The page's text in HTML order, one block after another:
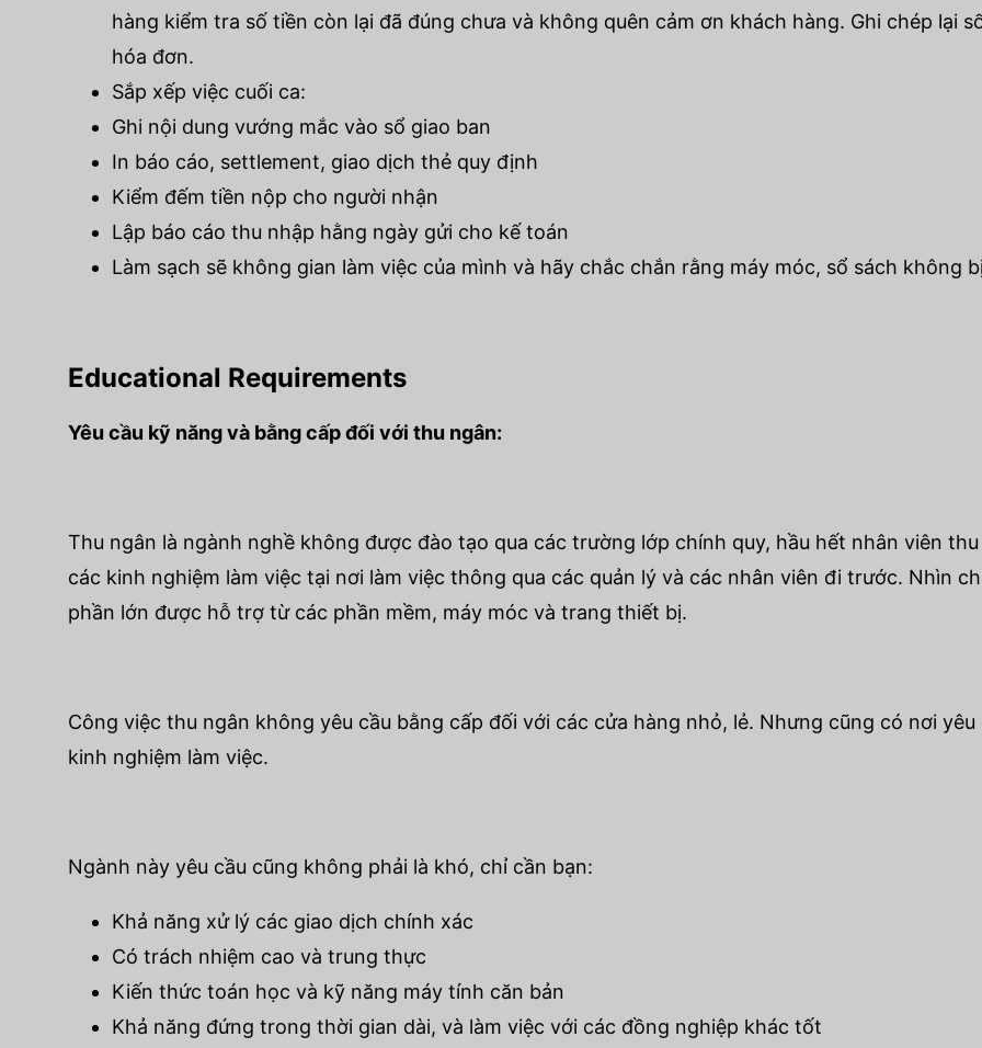
hàng kiểm tra số tiền còn lại đã đúng chưa và không quên cảm ơn khách hàng. Ghi chép lại
hóa đơn.
Sắp xếp việc cuối ca:
Ghi nội dung vướng mắc vào sổ giao ban
In báo cáo, settlement, giao dịch thẻ quy định
Kiểm đếm tiền nộp cho người nhận
Lập báo cáo thu nhập hằng ngày gửi cho kế toán
Làm sạch sẽ không gian làm việc của mình và hãy chắc chắn rằng máy móc, sổ sách không
Educational Requirements
Yêu cầu kỹ năng và bằng cấp đối với thu ngân:
Thu ngân là ngành nghề không được đào tạo qua các trường lớp chính quy, hầu hết nhân viên
các kinh nghiệm làm việc tại nơi làm việc thông qua các quản lý và các nhân viên đi trước. Nhìn
phần lớn được hỗ trợ từ các phần mềm, máy móc và trang thiết bị.
Công việc thu ngân không yêu cầu bằng cấp đối với các cửa hàng nhỏ, lẻ. Nhưng cũng có nơi
kinh nghiệm làm việc.
Ngành này yêu cầu cũng không phải là khó, chỉ cần bạn:
Khả năng xử lý các giao dịch chính xác
Có trách nhiệm cao và trung thực
Kiến thức toán học và kỹ năng máy tính căn bản
Khả năng đứng trong thời gian dài, và làm việc với các đồng nghiệp khác tốt